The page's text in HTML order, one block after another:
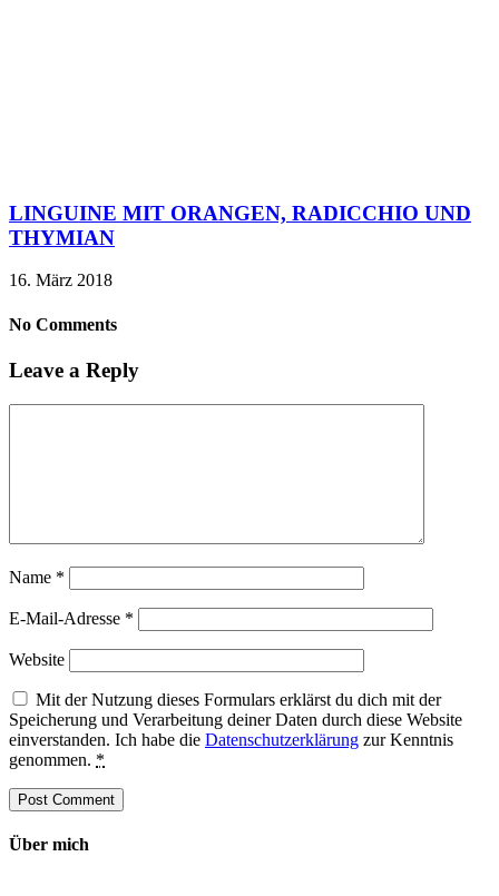
LINGUINE MIT ORANGEN, RADICCHIO UND
THYMIAN
16. März 2018
No Comments
Leave a Reply
Name *
E-Mail-Adresse *
Website
Mit der Nutzung dieses Formulars erklärst du dich mit der
Speicherung und Verarbeitung deiner Daten durch diese Website
einverstanden. Ich habe die Datenschutzerklärung zur Kenntnis
genommen. *
Über mich